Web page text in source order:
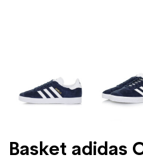
Basket adidas